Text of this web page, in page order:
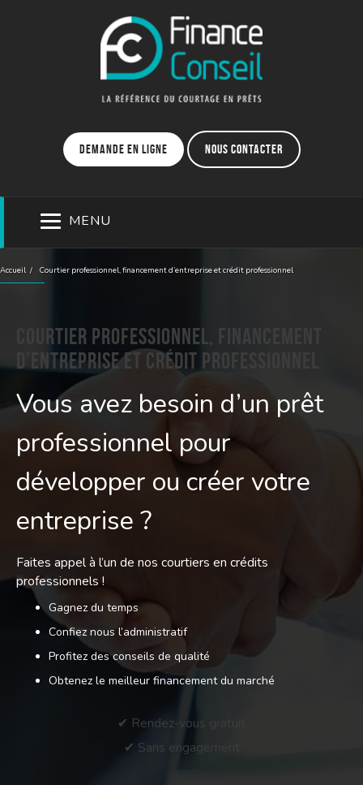
Demande en ligne Nous contacter
MENU
Accueil Courtier professionnel, financement d’entreprise et crédit professionnel
Courtier professionnel, financement
d’entreprise et crédit professionnel
Vous avez besoin d’un prêt
professionnel pour
développer ou créer votre
entreprise ?
Faites appel à l’un de nos courtiers en crédits
professionnels !
Gagnez du temps
Confiez nous l’administratif
Profitez des conseils de qualité
Obtenez le meilleur financement du marché
✔ Rendez-vous gratuit
✔ Sans engagement